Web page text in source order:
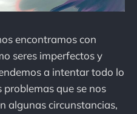
encontramos con
seres imperfectos y
a intentar todo lo
que se nos
algunas circunstancias,